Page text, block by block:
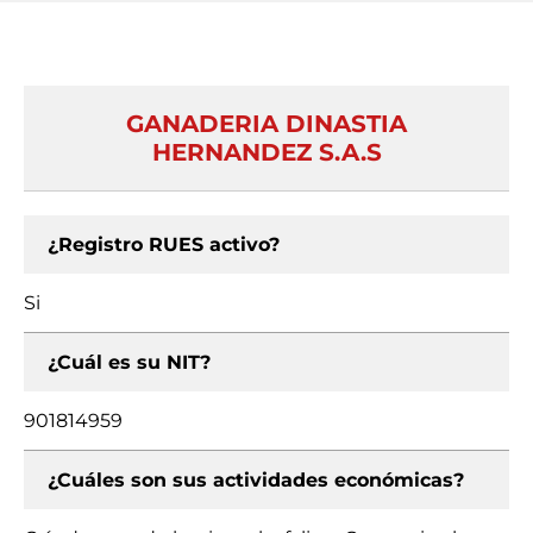
GANADERIA DINASTIA
HERNANDEZ S.A.S
¿Registro RUES activo?
Si
¿Cuál es su NIT?
901814959
¿Cuáles son sus actividades económicas?